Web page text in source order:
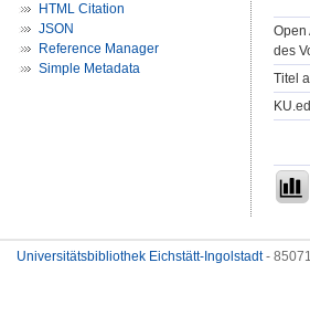
HTML Citation
JSON
Reference Manager
Simple Metadata
Open
des
Titel
Universitätsbibliothek Eichstätt-Ingolstadt-